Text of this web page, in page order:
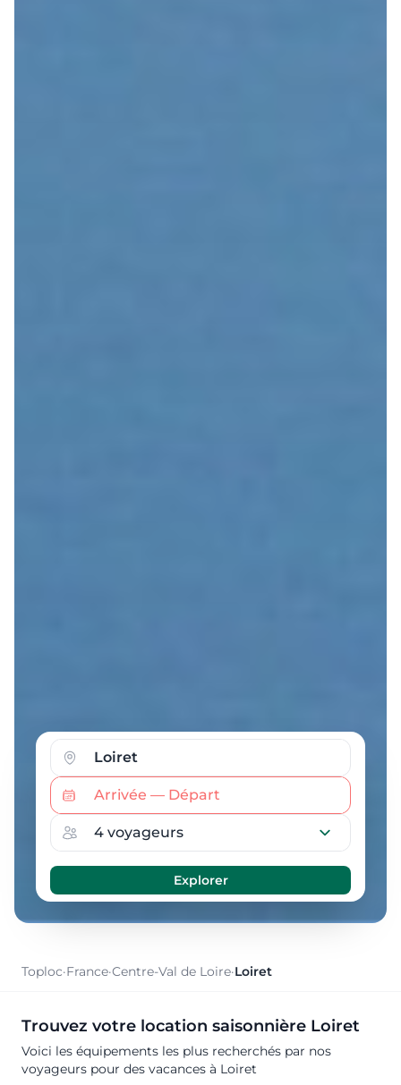
Toploc·France·Centre-Val de Loire·Loiret
Trouvez votre location saisonnière Loiret
Voici les équipements les plus recherchés par nos
voyageurs pour des vacances à Loiret